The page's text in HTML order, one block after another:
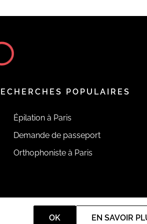
POPULAIRES
Épilation à Paris
Demande de passeport
Orthophoniste à Paris
OK EN SAVOIR